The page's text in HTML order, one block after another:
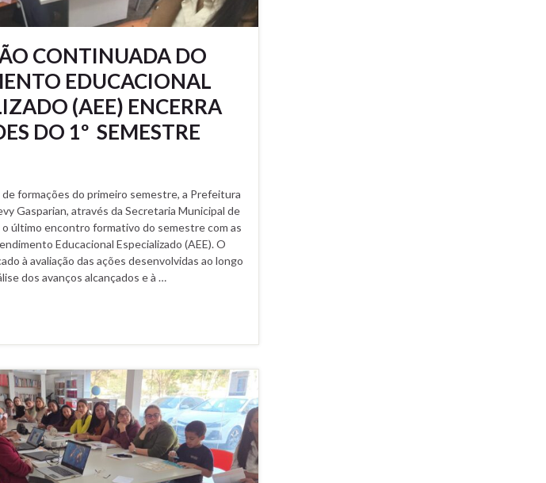
CONTINUADA DO
EDUCACIONAL
(AEE) ENCERRA
DO 1º SEMESTRE
formações do primeiro semestre, a Prefeitura
Gasparian, através da Secretaria Municipal de
o último encontro formativo do semestre com as
Educacional Especializado (AEE). O
à avaliação das ações desenvolvidas ao longo
dos avanços alcançados e à …